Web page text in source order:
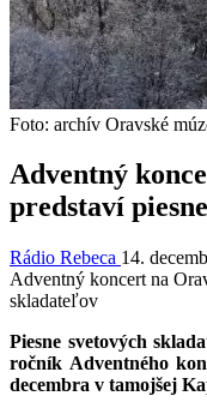
Foto: archív Oravské
Adventný
predstaví
Rádio Rebeca 14.
Adventný koncert na
skladateľov
Piesne svetových
ročník Adventného
decembra v tamojšej